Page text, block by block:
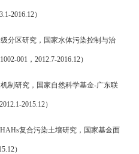
2016.12）
分区研究，国家水体污染控制与治
001 ， 2012.7-2016.12）
制研究， 国家自然科学基金-广东联
2012.1-2015.12）
复合污染土壤研究，国家基金面
）